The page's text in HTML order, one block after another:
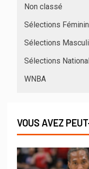
Non classé
Sélections
Sélections
Sélections
WNBA
VOUS AVEZ